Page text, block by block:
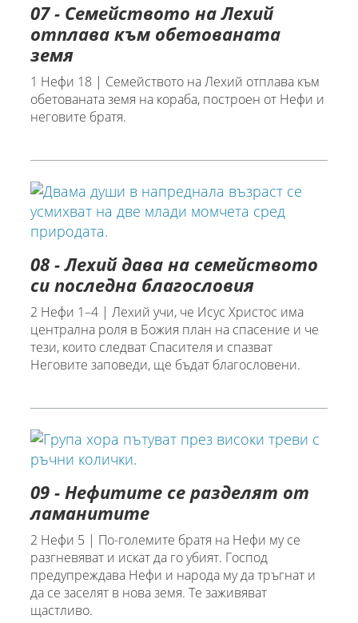
07 - Семейството на Лехий
отплава към обетованата
земя
1 Нефи 18 | Семейството на Лехий отплава към
обетованата земя на кораба, построен от Нефи и
неговите братя.
08 - Лехий дава на семейството
си последна благословия
2 Нефи 1–4 | Лехий учи, че Исус Христос има
централна роля в Божия план на спасение и че
тези, които следват Спасителя и спазват
Неговите заповеди, ще бъдат благословени.
09 - Нефитите се разделят от
ламанитите
2 Нефи 5 | По-големите братя на Нефи му се
разгневяват и искат да го убият. Господ
предупреждава Нефи и народа му да тръгнат и
да се заселят в нова земя. Те заживяват
щастливо.